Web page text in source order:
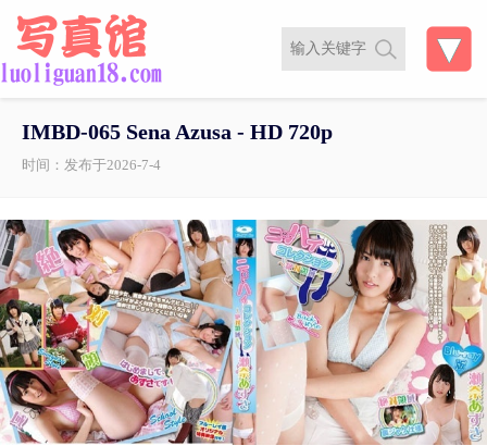
IMBD-065 Sena Azusa - HD 720p
时间：发布于2026-7-4